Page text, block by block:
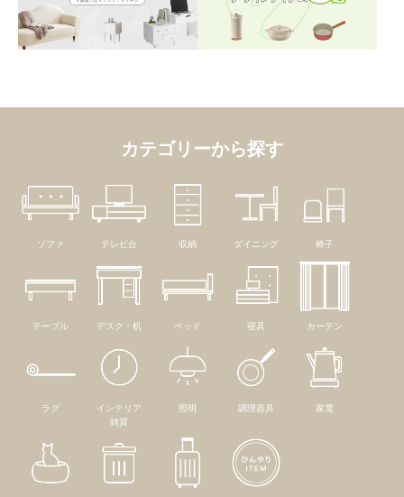
カテゴリーから探す
ソファ テレビ台 収納 ダイニング 椅子
テーブル デスク・机 ベッド 寝具 カーテン
ラグ
インテリア
雑貨
照明 調理器具 家電